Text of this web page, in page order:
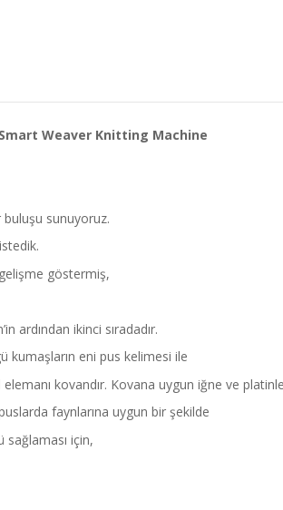
Weaver Knitting Machine
sunuyoruz.
göstermiş,
ardından ikinci sıradadır.
kumaşların eni pus kelimesi ile
kovandır. Kovana uygun iğne ve
faynlarına uygun bir şekilde
için,